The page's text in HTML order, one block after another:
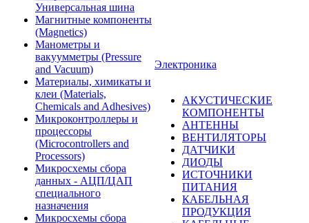
Универсальная шина
Магнитные компоненты
(Magnetics)
Манометры и
вакуумметры (Pressure
and Vacuum)
Материалы, химикаты и
клеи (Materials,
Chemicals and Adhesives)
Микроконтроллеры и
процессоры
(Microcontrollers and
Processors)
Микросхемы сбора
данных - АЦП/ЦАП
специального
назначения
Микросхемы сбора
Электроника
АКУСТИЧЕСКИЕ
КОМПОНЕНТЫ
АНТЕННЫ
ВЕНТИЛЯТОРЫ
ДАТЧИКИ
ДИОДЫ
ИСТОЧНИКИ
ПИТАНИЯ
КАБЕЛЬНАЯ
ПРОДУКЦИЯ